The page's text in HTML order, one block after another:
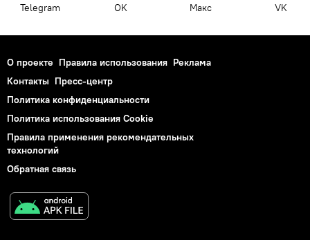
Telegram OK Макс VK
О проекте Правила использования Реклама
Контакты Пресс-центр
Политика конфиденциальности
Политика использования Cookie
Правила применения рекомендательных
технологий
Обратная связь